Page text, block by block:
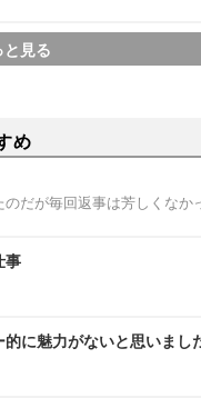
見る
め
だが毎回返事は芳しくなか
事
に魅力がないと思いまし